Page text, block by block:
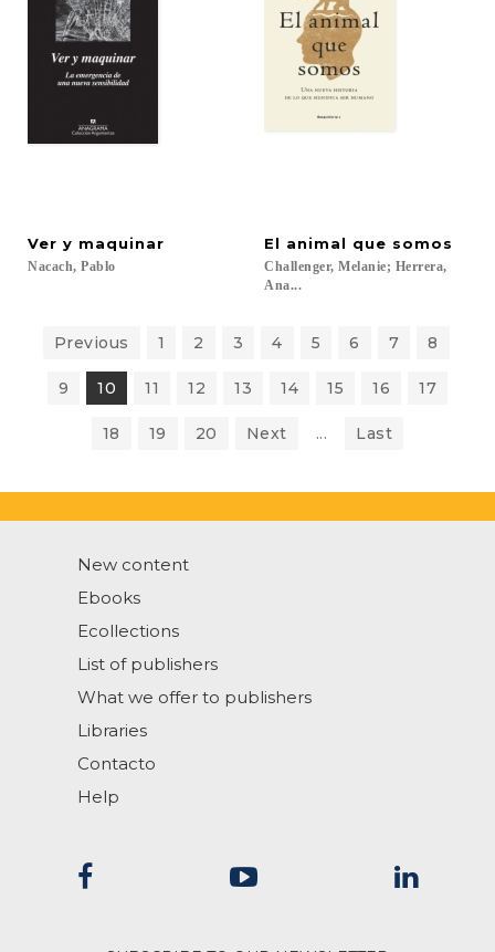
Ver y maquinar
Nacach, Pablo
El animal que somos
Challenger, Melanie; Herrera,
Ana...
Previous 1 2 3 4 5 6 7 8
9 10 11 12 13 14 15 16 17
18 19 20 Next ... Last
New content
Ebooks
Ecollections
List of publishers
What we offer to publishers
Libraries
Contacto
Help